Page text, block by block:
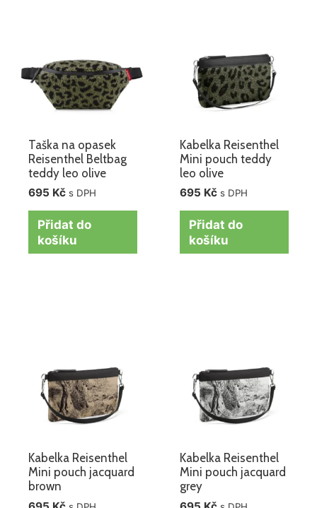
Taška na opasek
Reisenthel Beltbag
teddy leo olive
695 Kč s DPH
Přidat do
košíku
Kabelka Reisenthel
Mini pouch teddy
leo olive
695 Kč s DPH
Přidat do
košíku
Kabelka Reisenthel
Mini pouch jacquard
brown
Kabelka Reisenthel
Mini pouch jacquard
grey